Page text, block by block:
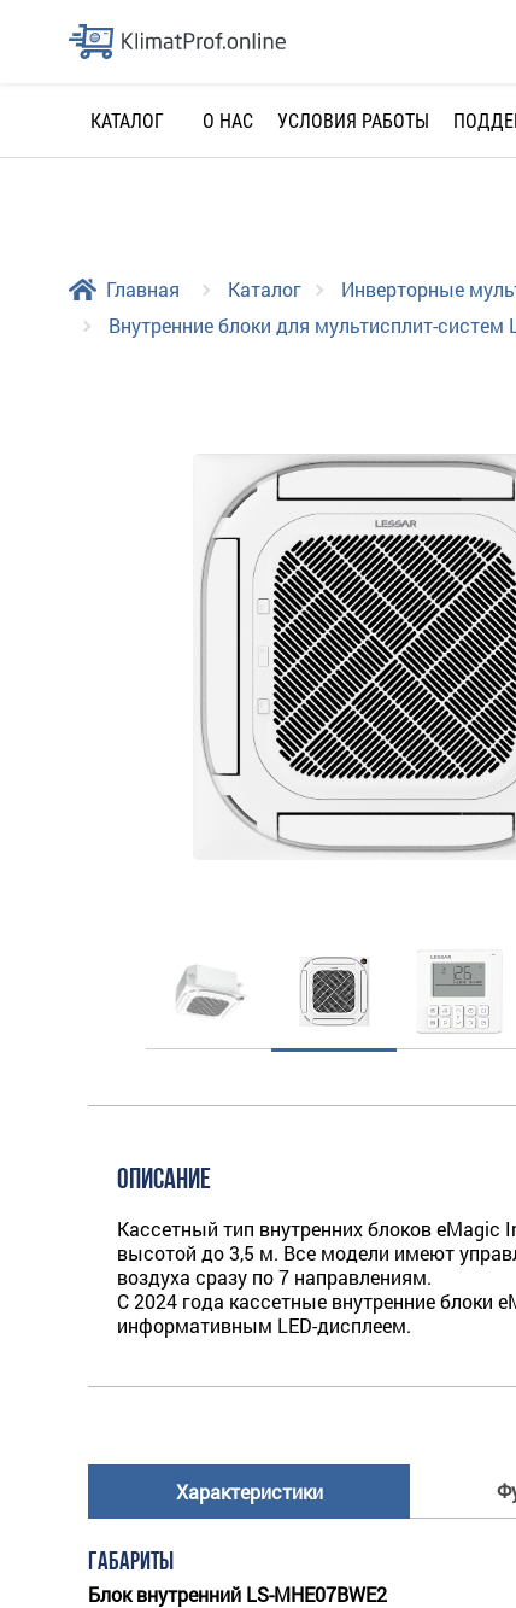
КАТАЛОГ О НАС УСЛОВИЯ РАБОТЫ
Главная Каталог Инверторные
Внутренние блоки для мультисплит-систем
ОПИСАНИЕ
Кассетный тип внутренних блоков
высотой до 3,5 м. Все модели имеют
воздуха сразу по 7 направлениям.
С 2024 года кассетные внутренние
информативным LED-дисплеем.
Характеристики
ГАБАРИТЫ
Блок внутренний LS-MHE07BWE2